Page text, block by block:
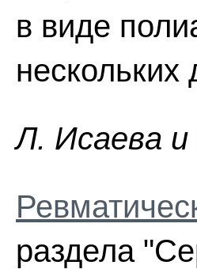
в виде
Л. Иcaeвa и
раздела